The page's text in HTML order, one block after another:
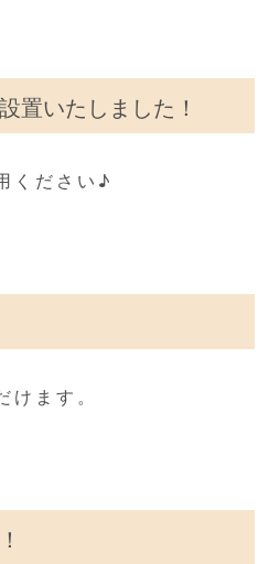
置いたしました！
ください♪
けます。